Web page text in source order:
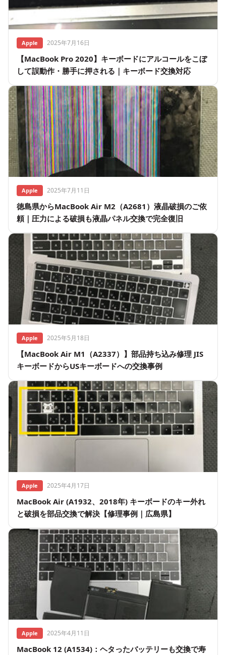
Apple 2025年7月16日
【MacBook Pro 2020】キーボードにアルコールをこぼ
して誤動作・勝手に押される｜キーボード交換対応
Apple 2025年7月11日
徳島県からMacBook Air M2（A2681）液晶破損のご依
頼｜圧力による破損も液晶パネル交換で完全復旧
Apple 2025年5月18日
【MacBook Air M1（A2337）】部品持ち込み修理 JIS
キーボードからUSキーボードへの交換事例
Apple 2025年4月17日
MacBook Air (A1932、2018年) キーボードのキー外れ
と破損を部品交換で解決【修理事例｜広島県】
Apple 2025年4月11日
MacBook 12 (A1534)：ヘタったバッテリーも交換で寿